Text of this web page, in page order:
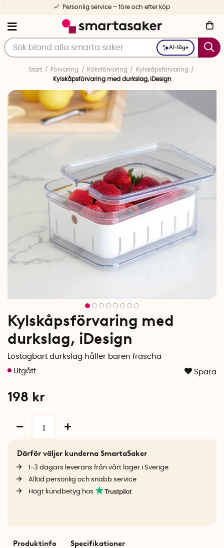
AI-läge
Personlig service – före och efter köp
Start Förvaring Köksförvaring
Kylskåpsförvaring
Kylskåpsförvaring med durkslag, iDesign
Kylskåpsförvaring med
durkslag, iDesign
Löstagbart durkslag håller bären fräscha
Spara
198 kr
Därför väljer kunderna SmartaSaker
1-3 dagars leverans från vårt lager i Sverige
Alltid personlig och snabb service
Högt kundbetyg hos
Produktinfo Specifikationer